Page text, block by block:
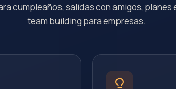
cumpleaños, salidas con amigos, planes
team building para empresas.